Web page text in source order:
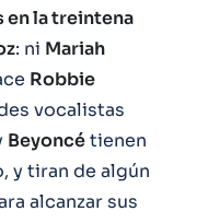
en la treintena
: ni Mariah
Robbie
vocalistas
Beyoncétienen
y tiran de algún
alcanzar sus